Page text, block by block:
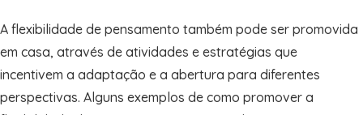
A flexibilidade de pensamento também pode ser promovida
em casa, através de atividades e estratégias que
incentivem a adaptação e a abertura para diferentes
perspectivas. Alguns exemplos de como promover a